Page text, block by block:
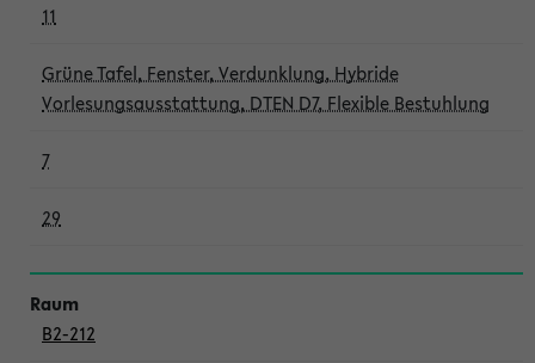
11
Grüne Tafel, Fenster, Verdunklung, Hybride
Vorlesungsausstattung, DTEN D7, Flexible Bestuhlung
7
29
B2-212